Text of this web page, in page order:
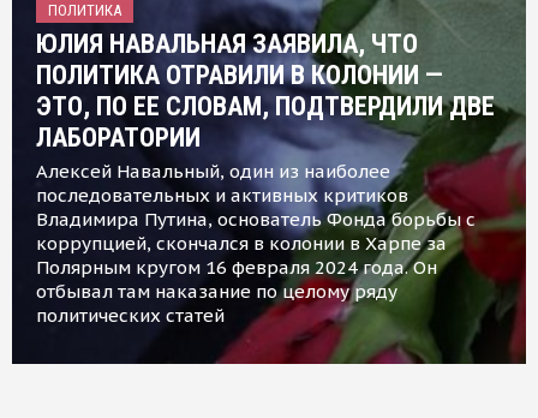
ПОЛИТИКА
ЮЛИЯ НАВАЛЬНАЯ ЗАЯВИЛА, ЧТО
ПОЛИТИКА ОТРАВИЛИ В КОЛОНИИ —
ЭТО, ПО ЕЕ СЛОВАМ, ПОДТВЕРДИЛИ ДВЕ
ЛАБОРАТОРИИ
Алексей Навальный, один из наиболее
последовательных и активных критиков
Владимира Путина, основатель Фонда борьбы с
коррупцией, скончался в колонии в Харпе за
Полярным кругом 16 февраля 2024 года. Он
отбывал там наказание по целому ряду
политических статей